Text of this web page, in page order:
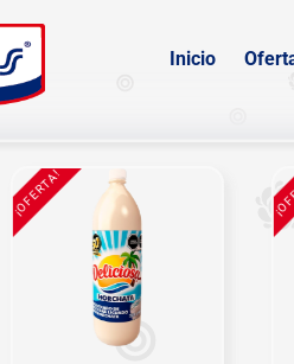
Inicio
¡OFERTA!